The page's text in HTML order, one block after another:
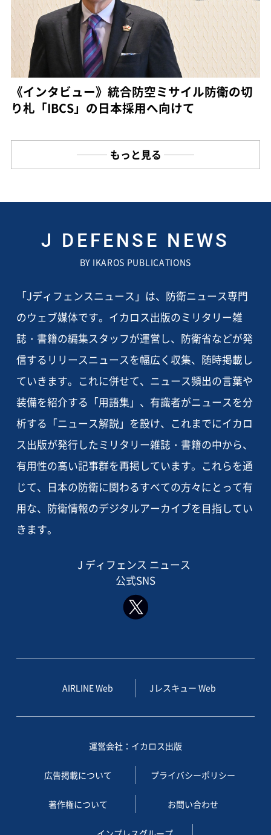
《インタビュー》統合防空ミサイル防衛の切
り札「IBCS」の日本採用へ向けて
もっと見る
J DEFENSE NEWS
BY IKAROS PUBLICATIONS
「Jディフェンスニュース」は、防衛ニュース専門
のウェブ媒体です。イカロス出版のミリタリー雑
誌・書籍の編集スタッフが運営し、防衛省などが発
信するリリースニュースを幅広く収集、随時掲載し
ていきます。これに併せて、ニュース頻出の言葉や
装備を紹介する「用語集」、有識者がニュースを分
析する「ニュース解説」を設け、これまでにイカロ
ス出版が発行したミリタリー雑誌・書籍の中から、
有用性の高い記事群を再掲しています。これらを通
じて、日本の防衛に関わるすべての方々にとって有
用な、防衛情報のデジタルアーカイブを目指してい
きます。
J ディフェンス ニュース
公式SNS
AIRLINE Web Jレスキュー Web
運営会社：イカロス出版
広告掲載について プライバシーポリシー
著作権について お問い合わせ